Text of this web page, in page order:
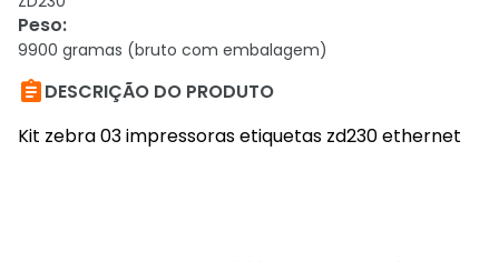
Peso:
9900 gramas (bruto com embalagem)
DESCRIÇÃO DO PRODUTO
Kit zebra 03 impressoras etiquetas zd230 ethernet